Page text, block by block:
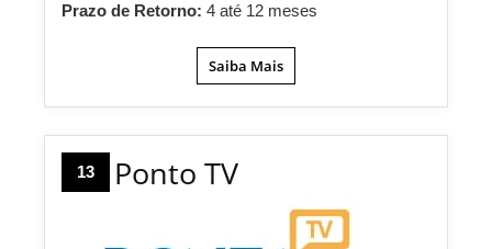
Prazo de Retorno: 4 até 12 meses
Saiba Mais
13 Ponto TV